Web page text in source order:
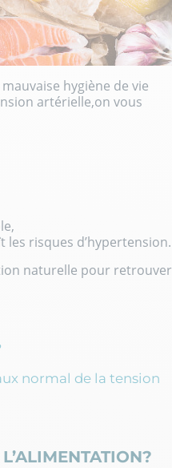
hygiène de vie
artérielle,on vous
les risques d’hypertension.
naturelle pour retrouver
normal de la tension